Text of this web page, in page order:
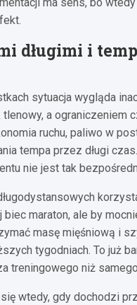
długimi i
sytuacja wygląda
tlenowy, a ograniczeniem
ruchu, paliwo w
tempa przez długi
nie jest tak
maraton, ale by
masę mięśniową i
tygodniach. To już
treningowego niż
wtedy, gdy dochodzi